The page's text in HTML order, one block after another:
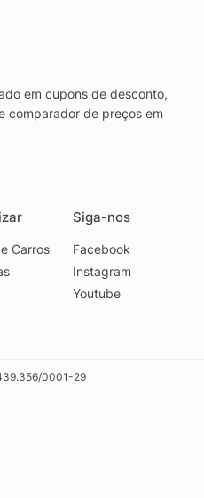
em cupons de desconto,
comparador de preços em
Carros
Siga-nos
Facebook
Instagram
Youtube
0001-29